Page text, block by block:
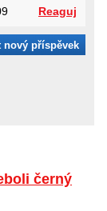
Reaguj
nový příspěvek
černý